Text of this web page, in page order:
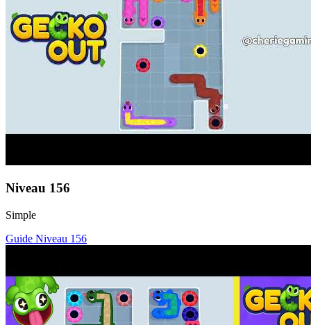
Niveau 156
Simple
Guide Niveau 156